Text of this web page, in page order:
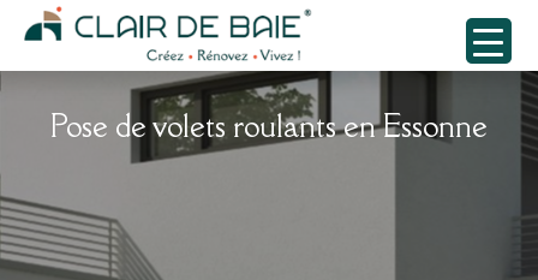
Pose de volets roulants en Essonne